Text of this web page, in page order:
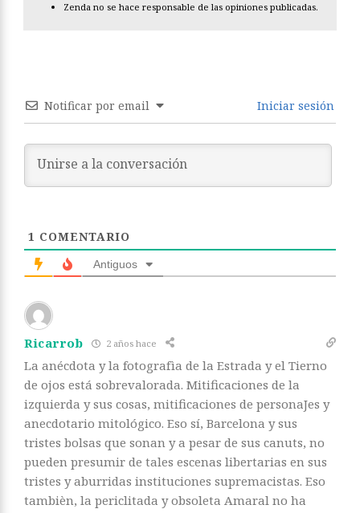
Zenda no se hace responsable de las opiniones publicadas.
Notificar por email Iniciar sesión
1 COMENTARIO
Antiguos
Ricarrob 2 años hace
La anécdota y la fotografìa de la Estrada y el Tierno
de ojos está sobrevalorada. Mitificaciones de la
izquierda y sus cosas, mitificaciones de personaJes y
anecdotario mitológico. Eso sí, Barcelona y sus
tristes bolsas que sonan y a pesar de sus canuts, no
pueden presumir de tales escenas libertarias en sus
tristes y aburridas instituciones supremacistas. Eso
tambièn, la periclitada y obsoleta Amaral no ha